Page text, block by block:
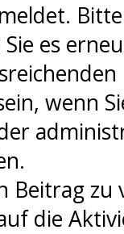
es
wenn
Beitrag
die